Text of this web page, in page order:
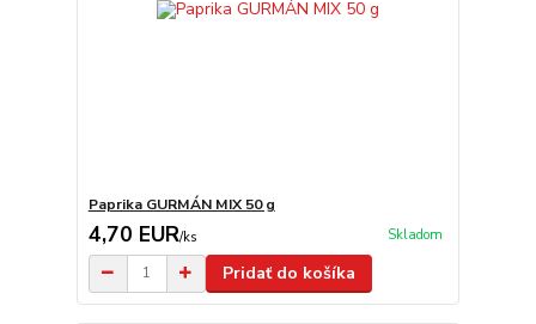
Paprika GURMÁN MIX 50 g
4,70 EUR/ks Skladom
Pridať do košíka